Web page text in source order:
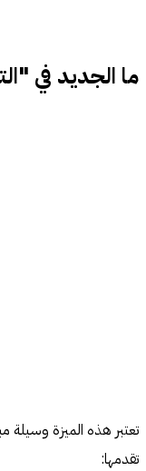
ما الجديد في
تعتبر هذه الميزة وسيلة
تقدمها: